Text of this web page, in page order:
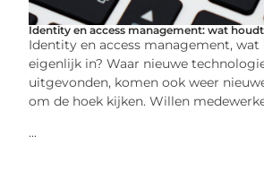
Identity en access management: wat
Identity en access management,
eigenlijk in? Waar nieuwe
uitgevonden, komen ook weer
om de hoek kijken. Willen
...